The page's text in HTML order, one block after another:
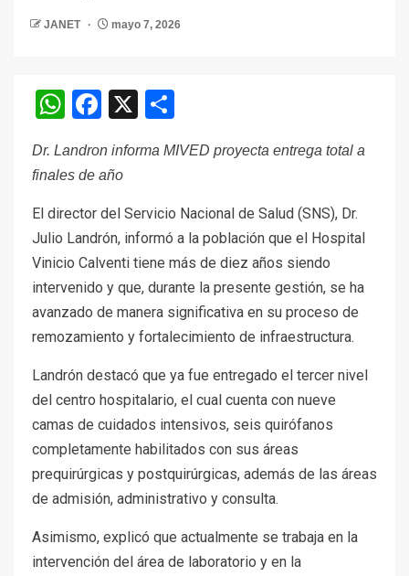
JANET mayo 7, 2026
WhatsApp
Facebook
X
Dr. Landron informa MIVED proyecta entrega total a
finales de año
El director del Servicio Nacional de Salud (SNS), Dr.
Julio Landrón, informó a la población que el Hospital
Vinicio Calventi tiene más de diez años siendo
intervenido y que, durante la presente gestión, se ha
avanzado de manera significativa en su proceso de
remozamiento y fortalecimiento de infraestructura.
Landrón destacó que ya fue entregado el tercer nivel
del centro hospitalario, el cual cuenta con nueve
camas de cuidados intensivos, seis quirófanos
completamente habilitados con sus áreas
prequirúrgicas y postquirúrgicas, además de las áreas
de admisión, administrativo y consulta.
Asimismo, explicó que actualmente se trabaja en la
intervención del área de laboratorio y en la